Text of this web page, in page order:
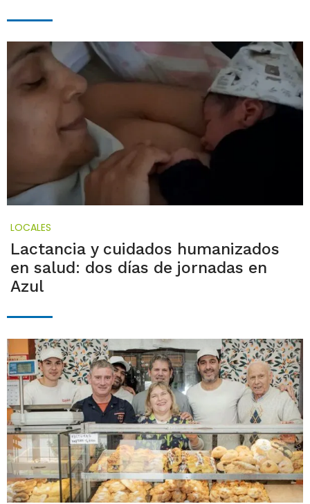
LOCALES
Lactancia y cuidados humanizados
en salud: dos días de jornadas en
Azul